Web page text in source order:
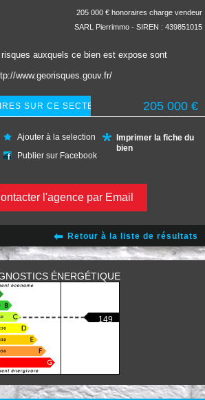
205 000 € honoraires charge vendeur
SARL Pierrimmo - SIREN : 439851015
auxquels ce bien est expose sont
www.georisques.gouv.fr/
205 000 €
Ajouter à la selection
Publier sur Facebook
Imprimer la fiche du
bien
l'agence par Email
Retour à la liste de résultats
ÉNERGÉTIQUE
149